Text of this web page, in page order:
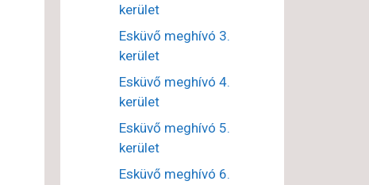
kerület
Esküvő meghívó 3.
kerület
Esküvő meghívó 4.
kerület
Esküvő meghívó 5.
kerület
Esküvő meghívó 6.